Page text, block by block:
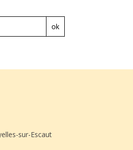
ok
sur-Escaut